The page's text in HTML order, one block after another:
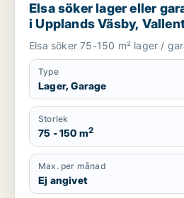
Elsa söker lager eller
i Upplands Väsby,
Upplands-Bro m.fl.
Elsa söker 75-150 m² lager /
Type
Lager, Garage
Storlek
75 - 150 m2
Max. per månad
Ej angivet